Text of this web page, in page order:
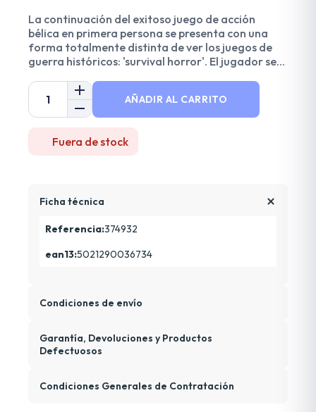
La continuación del exitoso juego de acción
bélica en primera persona se presenta con una
forma totalmente distinta de ver los juegos de
guerra históricos: 'survival horror'. El jugador se...
AÑADIR AL CARRITO
Fuera de stock
Ficha técnica
Referencia:374932
ean13:5021290036734
Condiciones de envío
Garantía, Devoluciones y Productos
Defectuosos
Condiciones Generales de Contratación